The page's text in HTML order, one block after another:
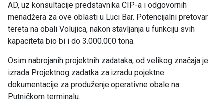
AD, uz konsultacije predstavnika CIP-a i odgovornih
menadžera za ove oblasti u Luci Bar. Potencijalni pretovar
tereta na obali Volujica, nakon stavljanja u funkciju svih
kapaciteta bio bi i do 3.000.000 tona.
Osim nabrojanih projektnih zadataka, od velikog značaja je
izrada Projektnog zadatka za izradu pojektne
dokumentacije za produženje operativne obale na
Putničkom terminalu.